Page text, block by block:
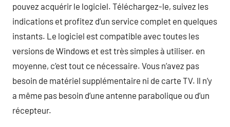
pouvez acquérir le logiciel. Téléchargez-le, suivez les
indications et profitez d’un service complet en quelques
instants. Le logiciel est compatible avec toutes les
versions de Windows et est très simples à utiliser. en
moyenne, c’est tout ce nécessaire. Vous n’avez pas
besoin de matériel supplémentaire ni de carte TV. Il n’y
a même pas besoin d’une antenne parabolique ou d’un
récepteur.